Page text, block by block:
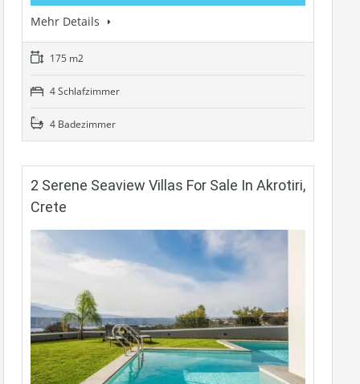
Mehr Details
175 m2
4 Schlafzimmer
4 Badezimmer
2 Serene Seaview Villas For Sale In Akrotiri,
Crete